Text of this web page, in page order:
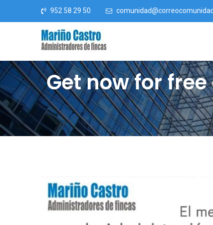
Saltar al contenido952 58 29 50
Get now for